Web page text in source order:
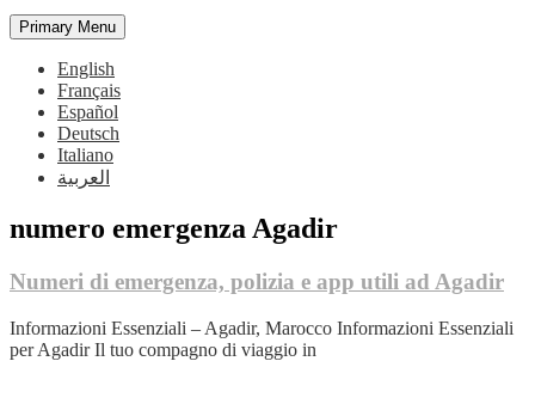
Primary Menu
English
Français
Español
Deutsch
Italiano
العربية
numero emergenza Agadir
Numeri di emergenza, polizia e app utili ad Agadir
Informazioni Essenziali – Agadir, Marocco Informazioni Essenziali
per Agadir Il tuo compagno di viaggio in